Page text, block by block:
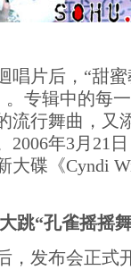
片后，“甜蜜
专辑中的每
流行舞曲，又
2006年3月21
大碟《Cyndi
跳“孔雀摇摇
发布会正式